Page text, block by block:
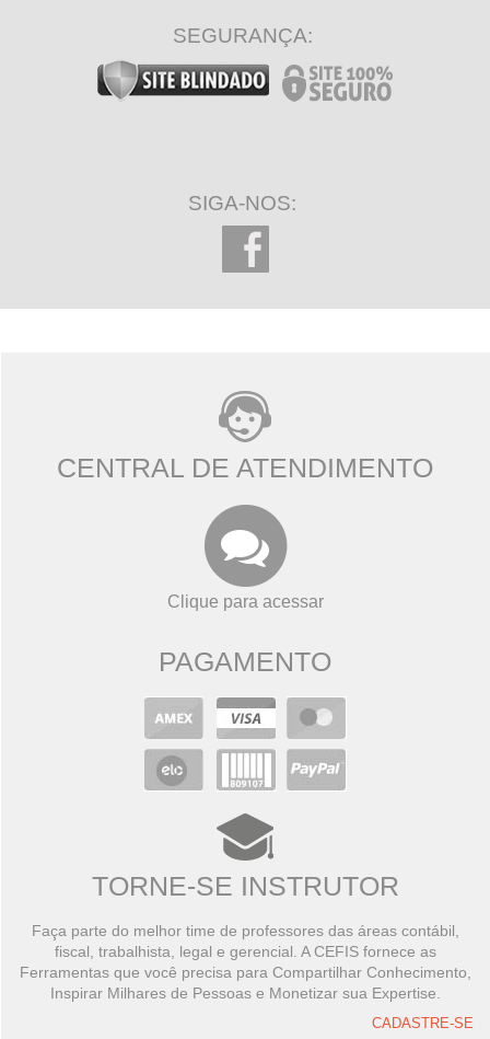
SEGURANÇA:
SIGA-NOS:
CENTRAL DE ATENDIMENTO
Clique para acessar
PAGAMENTO
TORNE-SE INSTRUTOR
Faça parte do melhor time de professores das áreas contábil,
fiscal, trabalhista, legal e gerencial. A CEFIS fornece as
Ferramentas que você precisa para Compartilhar Conhecimento,
Inspirar Milhares de Pessoas e Monetizar sua Expertise.
CADASTRE-SE